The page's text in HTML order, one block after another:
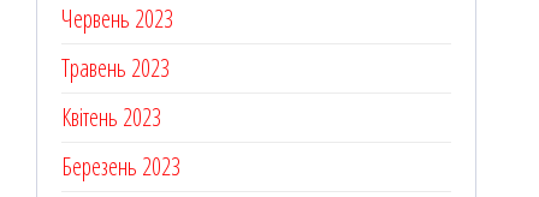
Червень 2023
Травень 2023
Квітень 2023
Березень 2023